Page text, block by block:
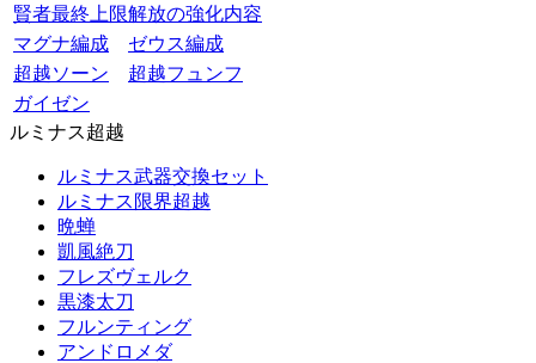
賢者最終上限解放の強化内容
マグナ編成
ゼウス編成
超越ソーン
超越フュンフ
ガイゼン
ルミナス超越
ルミナス武器交換セット
ルミナス限界超越
晩蝉
凱風絶刀
フレズヴェルク
黒漆太刀
フルンティング
アンドロメダ